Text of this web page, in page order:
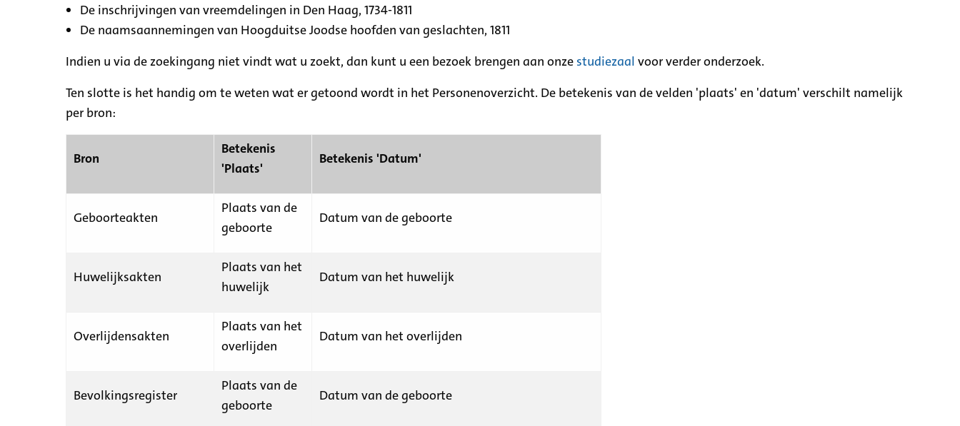
De inschrijvingen van vreemdelingen in Den Haag, 1734-1811
De naamsaannemingen van Hoogduitse Joodse hoofden van geslachten, 1811
Indien u via de zoekingang niet vindt wat u zoekt, dan kunt u een bezoek brengen aan onze studiezaal voor verder onderzoek.
Ten slotte is het handig om te weten wat er getoond wordt in het Personenoverzicht. De betekenis van de velden 'plaats' en 'datum' verschilt namelijk
per bron:
Bron
Betekenis
'Plaats'
Betekenis 'Datum'
Geboorteakten
Plaats van de
geboorte
Datum van de geboorte
Huwelijksakten
Plaats van het
huwelijk
Datum van het huwelijk
Overlijdensakten
Plaats van het
overlijden
Datum van het overlijden
Bevolkingsregister
Plaats van de
geboorte
Datum van de geboorte